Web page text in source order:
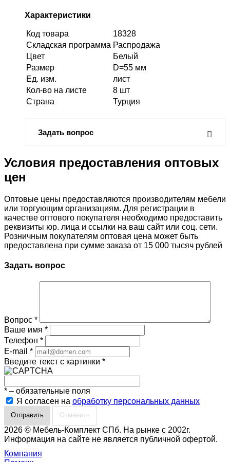
Характеристики
Код товара
18328
Складская программа Распродажа
Цвет
Белый
Размер
D=55 мм
Ед. изм.
лист
Кол-во на листе
8 шт
Страна
Турция
Задать вопрос
Условия предоставления оптовых
цен
Оптовые цены предоставляются производителям мебели
или торгующим организациям. Для регистрации в
качестве оптового покупателя необходимо предоставить
реквизиты юр. лица и ссылки на ваш сайт или соц. сети.
Розничным покупателям оптовая цена может быть
предоставлена при сумме заказа от 15 000 тысяч рублей
Задать вопрос
Вопрос *
Ваше имя *
Телефон *
E-mail *
Введите текст с картинки *
* – обязательные поля
Я согласен на обработку персональных данных
Отменить
2026 © Мебель-Комплект СПб. На рынке с 2002г.
Информация на сайте не является публичной офертой.
Компания